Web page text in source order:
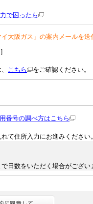
で困ったら
大阪ガス」の案内メールを送
こちら をご確認ください。
番号の調べ方はこちら
て住所入力にお進みください。
日数をいただく場合がござい